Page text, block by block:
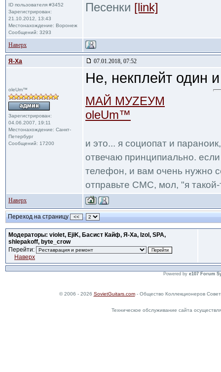
ID пользователя #3452
Зарегистрирован:
21.10.2012, 13:43
Местонахождение: Воронеж
Сообщений: 3293
Песенки [link]
Наверх
Я-Ха 07.01.2018, 07:52
oleUm™
Зарегистрирован:
04.06.2007, 19:11
Местонахождение: Санкт-
Петербург
Сообщений: 17200
Не, некплейт один
МАЙ МУZЕУМ
oleUm™
и это... я социопат и
отвечаю принципиально.
телефон, и вам очень нужно
отправьте СМС, мол, "я такой-
Наверх
Переход на страницу <<
Модераторы: violet, EjiK, Басист Кайф, Я-Ха, Izol, SPA,
shlepakoff, byte_crow
Перейти:
Наверх
Powered by e107 Forum
© 2006 - 2026 SovietGuitars.com- Общество Коллекционеров
Техническое обслуживание сайта